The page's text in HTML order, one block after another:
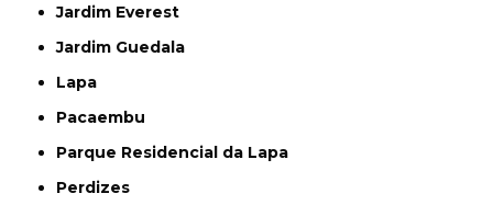
Jardim Everest
Jardim Guedala
Lapa
Pacaembu
Parque Residencial da Lapa
Perdizes